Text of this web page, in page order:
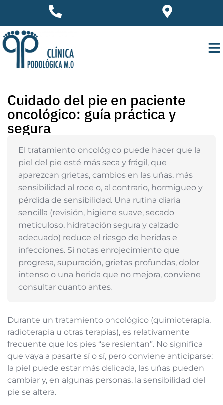
Cuidado del pie en paciente
oncológico: guía práctica y
segura
El tratamiento oncológico puede hacer que la
piel del pie esté más seca y frágil, que
aparezcan grietas, cambios en las uñas, más
sensibilidad al roce o, al contrario, hormigueo y
pérdida de sensibilidad. Una rutina diaria
sencilla (revisión, higiene suave, secado
meticuloso, hidratación segura y calzado
adecuado) reduce el riesgo de heridas e
infecciones. Si notas enrojecimiento que
progresa, supuración, grietas profundas, dolor
intenso o una herida que no mejora, conviene
consultar cuanto antes.
Durante un tratamiento oncológico (quimioterapia,
radioterapia u otras terapias), es relativamente
frecuente que los pies “se resientan”. No significa
que vaya a pasarte sí o sí, pero conviene anticiparse:
la piel puede estar más delicada, las uñas pueden
cambiar y, en algunas personas, la sensibilidad del
pie se altera.